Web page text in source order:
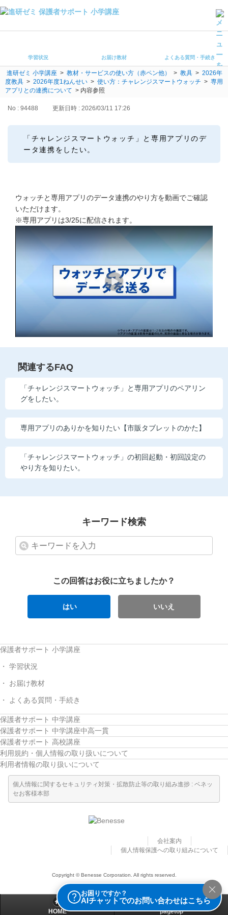
よくある質問・手続き
保護者サポート小学講座 トップ
登録情報の変更・各種お手続き
よくある質問・お問い合わせ
お問い合わせ窓口
他の講座のよくある質問・手続きはこちら
進研ゼミ 中学講座
進研ゼミ 高校講座
学習状況 お届け教材 よくある質問・手続き
進研ゼミ 小学講座 > 教材・サービスの使い方（赤ペン他） > 教具 > 2026年
度教具 > 2026年度1ねんせい > 使い方：チャレンジスマートウォッチ > 専用
アプリとの連携について > 内容参照
No : 94488 更新日時 : 2026/03/11 17:26
「チャレンジスマートウォッチ」と専用アプリのデ
ータ連携をしたい。
ウォッチと専用アプリのデータ連携のやり方を動画でご確認
いただけます。
※専用アプリは3/25に配信されます。
関連するFAQ
「チャレンジスマートウォッチ」と専用アプリのペアリン
グをしたい。
専用アプリのありかを知りたい【市販タブレットのかた】
「チャレンジスマートウォッチ」の初回起動・初回設定の
やり方を知りたい。
キーワード検索
この回答はお役に立ちましたか？
はい いいえ
お困りですか？
AIチャットでのお問い合わせはこちら
保護者サポート 小学講座
学習状況
お届け教材
よくある質問・手続き
保護者サポート 中学講座
保護者サポート 中学講座中高一貫
保護者サポート 高校講座
利用規約・個人情報の取り扱いについて
利用者情報の取り扱いについて
個人情報に関するセキュリティ対策・拡散防止等の取り組み進捗 : ベネッ
セお客様本部
Copyright © Benesse Corporation. All rights reserved.
会社案内
個人情報保護への取り組みについて
HOME pagetop